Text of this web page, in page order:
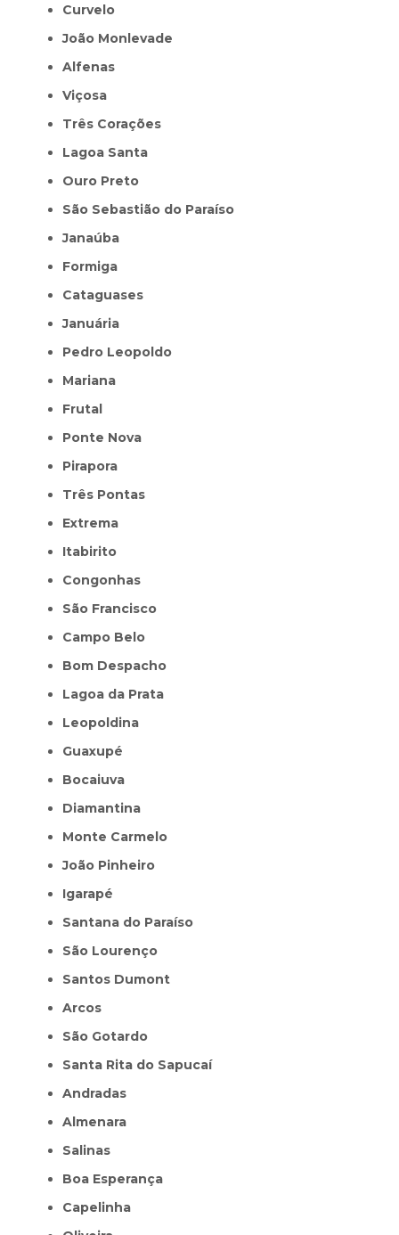
Curvelo
João Monlevade
Alfenas
Viçosa
Três Corações
Lagoa Santa
Ouro Preto
São Sebastião do Paraíso
Janaúba
Formiga
Cataguases
Januária
Pedro Leopoldo
Mariana
Frutal
Ponte Nova
Pirapora
Três Pontas
Extrema
Itabirito
Congonhas
São Francisco
Campo Belo
Bom Despacho
Lagoa da Prata
Leopoldina
Guaxupé
Bocaiuva
Diamantina
Monte Carmelo
João Pinheiro
Igarapé
Santana do Paraíso
São Lourenço
Santos Dumont
Arcos
São Gotardo
Santa Rita do Sapucaí
Andradas
Almenara
Salinas
Boa Esperança
Capelinha